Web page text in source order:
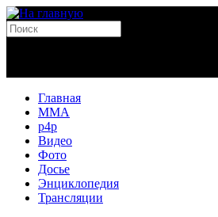
Главная
MMA
p4p
Видео
Фото
Досье
Энциклопедия
Трансляции